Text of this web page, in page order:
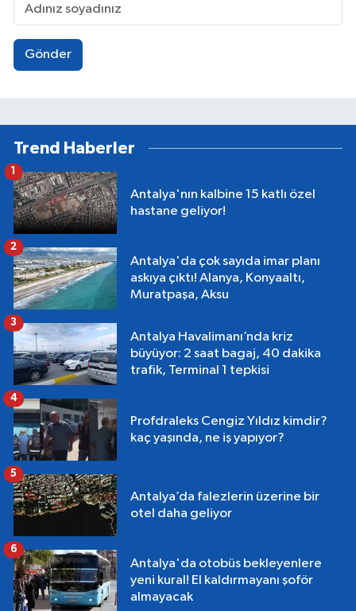
Gönder
Trend Haberler
Antalya'nın kalbine 15 katlı özel
hastane geliyor!
1
Antalya'da çok sayıda imar planı
askıya çıktı! Alanya, Konyaaltı,
Muratpaşa, Aksu
2
Antalya Havalimanı’nda kriz
büyüyor: 2 saat bagaj, 40 dakika
trafik, Terminal 1 tepkisi
3
Profdraleks Cengiz Yıldız kimdir?
kaç yaşında, ne iş yapıyor?
4
Antalya’da falezlerin üzerine bir
otel daha geliyor
5
Antalya'da otobüs bekleyenlere
yeni kural! El kaldırmayanı şoför
almayacak
6